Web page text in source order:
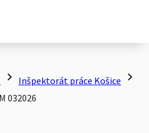
chevron_right Inšpektorát práce Košice chevron_right
032026